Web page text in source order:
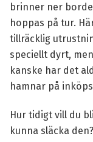
brinner ner
hoppas på tur.
tillräcklig
speciellt dyrt,
kanske har det
hamnar på
Hur tidigt vill du
kunna släcka den?